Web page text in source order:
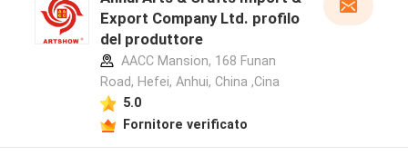
Export Company Ltd. profilo
del produttore
AACC Mansion, 168 Funan
Road, Hefei, Anhui, China ,Cina
5.0
Fornitore verificato